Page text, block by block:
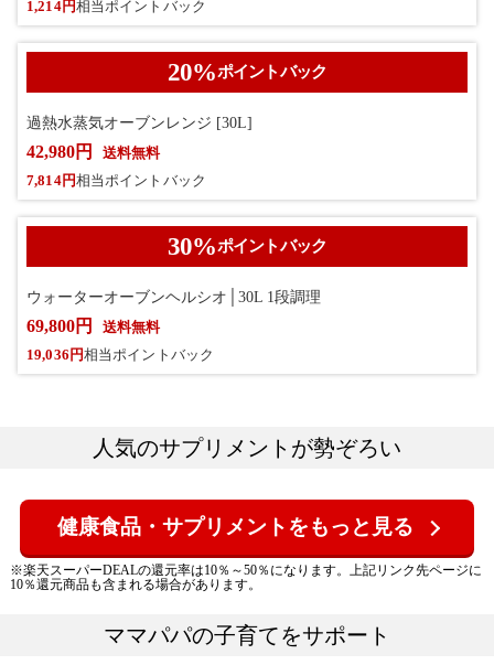
1,214円相当ポイントバック
20%ポイントバック
過熱水蒸気オーブンレンジ [30L]
42,980円
送料無料
7,814円相当ポイントバック
30%ポイントバック
ウォーターオーブンヘルシオ│30L 1段調理
69,800円
送料無料
19,036円相当ポイントバック
人気のサプリメントが勢ぞろい
健康食品・サプリメントをもっと見る
※楽天スーパーDEALの還元率は10％～50％になります。上記リンク先ページに
10％還元商品も含まれる場合があります。
ママパパの子育てをサポート